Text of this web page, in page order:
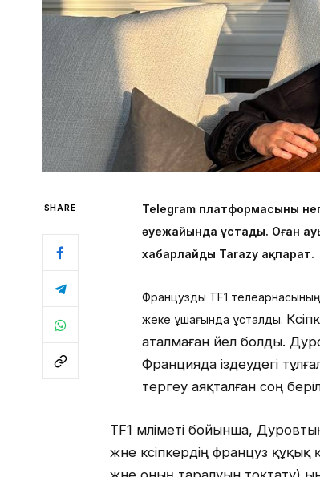
SHARE
Telegram платформасының
әуежайында ұстады. Оған
хабарлайды Tarazy ақпарат.
Француздық TF1
жеке ұшағында ұсталды.
аталмаған әйел болды.
Францияда іздеудегі
тергеу аяқталған соң
TF1 мәліметі бойынша,
және кәсіпкердің француз